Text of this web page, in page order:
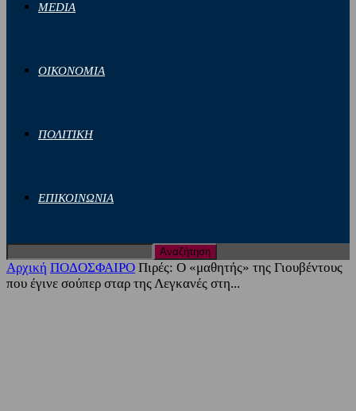
MEDIA
ΟΙΚΟΝΟΜΙΑ
ΠΟΛΙΤΙΚΗ
ΕΠΙΚΟΙΝΩΝΙΑ
Αρχική ΠΟΔΟΣΦΑΙΡΟ Πιρές: Ο «μαθητής» της Γιουβέντους
που έγινε σούπερ σταρ της Λεγκανές στη...